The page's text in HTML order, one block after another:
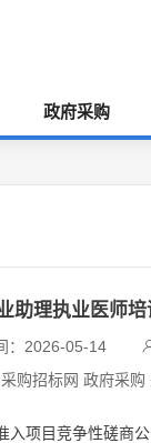
政府采购
助理执业医师
：2026-05-14
购招标网 政府采购
入项目竞争性磋商